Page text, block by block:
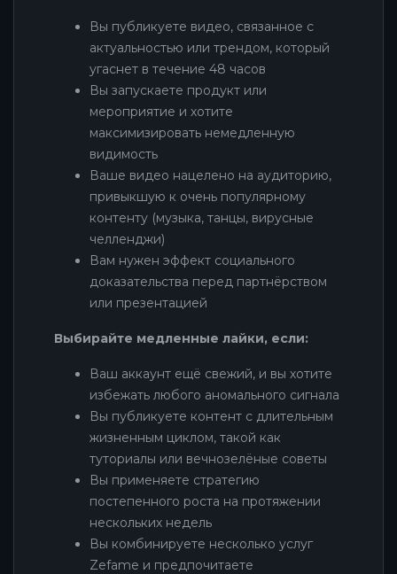
Вы публикуете видео, связанное с
актуальностью или трендом, который
угаснет в течение 48 часов
Вы запускаете продукт или
мероприятие и хотите
максимизировать немедленную
видимость
Ваше видео нацелено на аудиторию,
привыкшую к очень популярному
контенту (музыка, танцы, вирусные
челленджи)
Вам нужен эффект социального
доказательства перед партнёрством
или презентацией
Выбирайте медленные лайки, если:
Ваш аккаунт ещё свежий, и вы хотите
избежать любого аномального сигнала
Вы публикуете контент с длительным
жизненным циклом, такой как
туториалы или вечнозелёные советы
Вы применяете стратегию
постепенного роста на протяжении
нескольких недель
Вы комбинируете несколько услуг
Zefame и предпочитаете